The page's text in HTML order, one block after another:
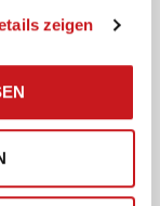
zeigen
sea takimata
Lorem
elitr,
ut labore
justo duo